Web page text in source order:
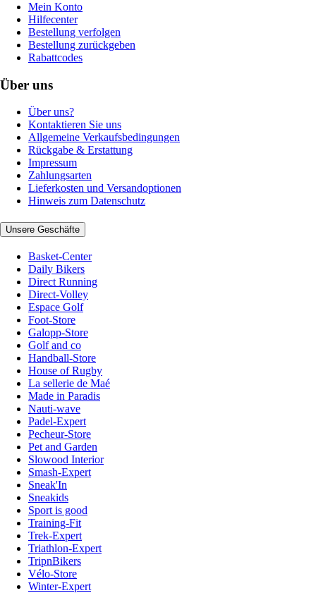
Mein Konto
Hilfecenter
Bestellung verfolgen
Bestellung zurückgeben
Rabattcodes
Über uns
Über uns?
Kontaktieren Sie uns
Allgemeine Verkaufsbedingungen
Rückgabe & Erstattung
Impressum
Zahlungsarten
Lieferkosten und Versandoptionen
Hinweis zum Datenschutz
Unsere Geschäfte
Basket-Center
Daily Bikers
Direct Running
Direct-Volley
Espace Golf
Foot-Store
Galopp-Store
Golf and co
Handball-Store
House of Rugby
La sellerie de Maé
Made in Paradis
Nauti-wave
Padel-Expert
Pecheur-Store
Pet and Garden
Slowood Interior
Smash-Expert
Sneak'In
Sneakids
Sport is good
Training-Fit
Trek-Expert
Triathlon-Expert
TripnBikers
Vélo-Store
Winter-Expert